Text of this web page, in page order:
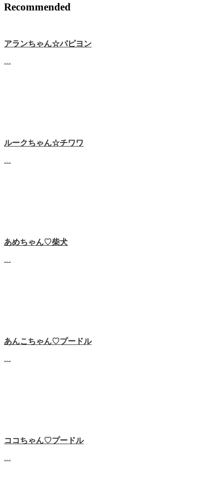
Recommended
アランちゃん☆パピヨン
ルークちゃん☆チワワ
あめちゃん♡‬柴犬
あんこちゃん♡‬プードル
ココちゃん♡‬プードル